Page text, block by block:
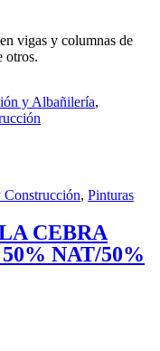
vigas y columnas de
otros.
y Albañilería,
Construcción, Pinturas
CEBRA
NAT/50%